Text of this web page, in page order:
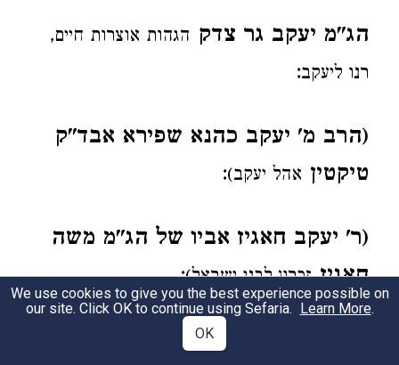
הג"מ יעקב גר צדק הגהות אוצרות חיים,
רנו ליעקב:
(הרב מ' יעקב כהנא שפירא אבד"ק
טיקטין אהל יעקב):
(ר' יעקב חאגיז אביו של הג"מ משה
חאגיז זכרון לבני ישראל):
(הג"מ יעקב רישר חק יעקב, מנחת יעקב,
We use cookies to give you the best experience possible on
our site. Click OK to continue using Sefaria. Learn More.
OK